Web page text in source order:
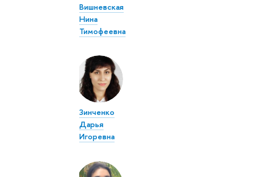
Вишневская
Нина
Тимофеевна
Зинченко
Дарья
Игоревна